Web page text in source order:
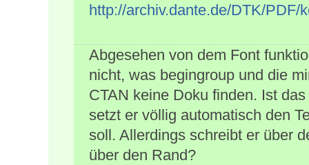
http://archiv.dante.de/DTK/PDF/
Abgesehen von dem Font
nicht, was begingroup und die
CTAN keine Doku finden. Ist
setzt er völlig automatisch den
soll. Allerdings schreibt er über
über den Rand?